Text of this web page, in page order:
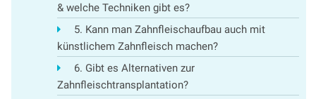
& welche Techniken gibt es?
5. Kann man Zahnfleischaufbau auch mit
künstlichem Zahnfleisch machen?
6. Gibt es Alternativen zur
Zahnfleischtransplantation?